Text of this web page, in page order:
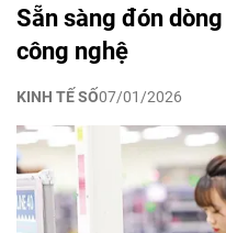
Sẵn sàng đón
công nghệ
KINH TẾ SỐ07/01/2026